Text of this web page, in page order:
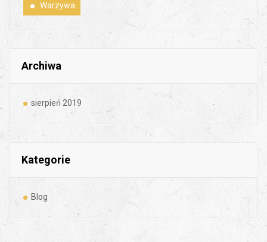
Warzywa
Archiwa
sierpień 2019
Kategorie
Blog